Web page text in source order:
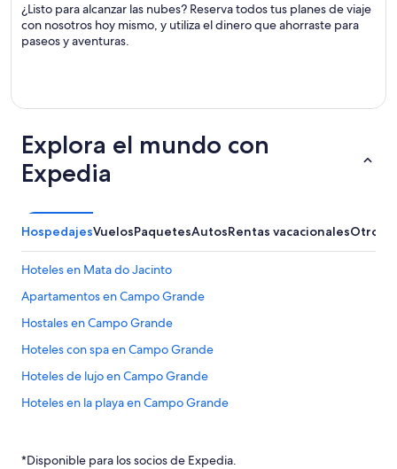
¿Listo para alcanzar las nubes? Reserva todos tus planes de viaje
con nosotros hoy mismo, y utiliza el dinero que ahorraste para
paseos y aventuras.
Explora el mundo con
Expedia
HospedajesVuelosPaquetesAutosRentas vacacionalesOtros
Hoteles en Mata do Jacinto
Apartamentos en Campo Grande
Hostales en Campo Grande
Hoteles con spa en Campo Grande
Hoteles de lujo en Campo Grande
Hoteles en la playa en Campo Grande
Hoteles con estacionamiento en Campo Grande
*Disponible para los socios de Expedia.